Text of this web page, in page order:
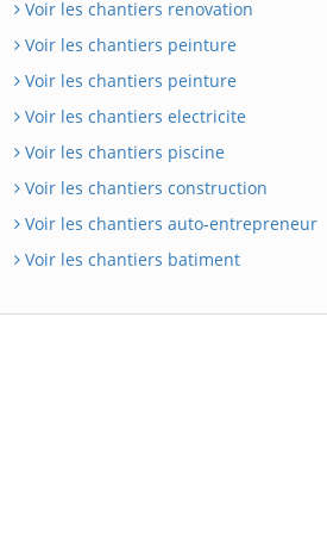
Voir les chantiers renovation
Voir les chantiers peinture
Voir les chantiers peinture
Voir les chantiers electricite
Voir les chantiers piscine
Voir les chantiers construction
Voir les chantiers auto-entrepreneur
Voir les chantiers batiment